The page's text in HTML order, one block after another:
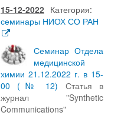
15-12-2022 Категория:
семинары НИОХ СО РАН
Семинар Отдела
медицинской
химии 21.12.2022 г. в 15-
00 (№ 12) Статья в
журнал "Synthetic
Communications"